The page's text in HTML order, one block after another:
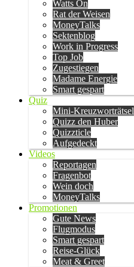
Watts On
Rat der Weisen
MoneyTalks
Sektenblog
Work in Progress
Top Job
Zugestiegen
Madame Energie
Smart gespart
Quiz
Mini-Kreuzworträtsel
Quizz den Huber
Quizzticle
Aufgedeckt
Videos
Reportagen
Fragenbot
Wein doch
MoneyTalks
Promotionen
Gute News
Flugmodus
Smart gespart
Reise-Glück
Meat & Greet